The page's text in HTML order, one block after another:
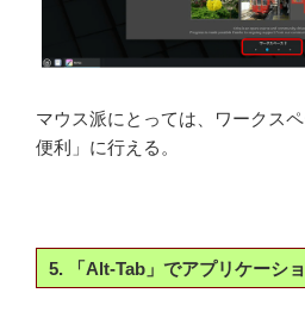
マウス派にとっては、ワークス
便利」に行える。
5. 「Alt-Tab」でアプリケーシ